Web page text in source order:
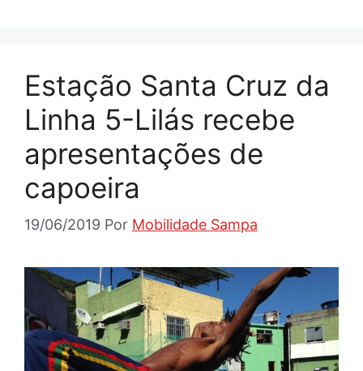
Estação Santa Cruz da
Linha 5-Lilás recebe
apresentações de
capoeira
19/06/2019 Por Mobilidade Sampa